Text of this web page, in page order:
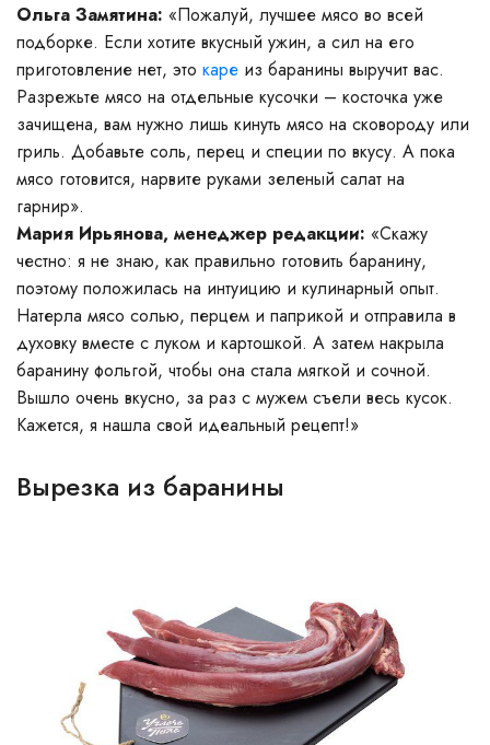
Ольга Замятина: «Пожалуй, лучшее мясо во всей
подборке. Если хотите вкусный ужин, а сил на его
приготовление нет, это каре из баранины выручит вас.
Разрежьте мясо на отдельные кусочки – косточка уже
зачищена, вам нужно лишь кинуть мясо на сковороду или
гриль. Добавьте соль, перец и специи по вкусу. А пока
мясо готовится, нарвите руками зеленый салат на
гарнир».
Мария Ирьянова, менеджер редакции: «Скажу
честно: я не знаю, как правильно готовить баранину,
поэтому положилась на интуицию и кулинарный опыт.
Натерла мясо солью, перцем и паприкой и отправила в
духовку вместе с луком и картошкой. А затем накрыла
баранину фольгой, чтобы она стала мягкой и сочной.
Вышло очень вкусно, за раз с мужем съели весь кусок.
Кажется, я нашла свой идеальный рецепт!»
Вырезка из баранины